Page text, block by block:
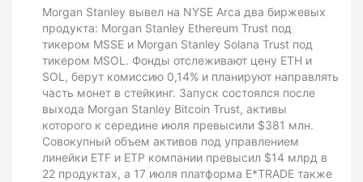
Morgan Stanley вывел на NYSE Arca два биржевых
продукта: Morgan Stanley Ethereum Trust под
тикером MSSE и Morgan Stanley Solana Trust под
тикером MSOL. Фонды отслеживают цену ETH и
SOL, берут комиссию 0,14% и планируют направлять
часть монет в стейкинг. Запуск состоялся после
выхода Morgan Stanley Bitcoin Trust, активы
которого к середине июля превысили $381 млн.
Совокупный объем активов под управлением
линейки ETF и ETP компании превысил $14 млрд в
22 продуктах, а 17 июля платформа E*TRADE также